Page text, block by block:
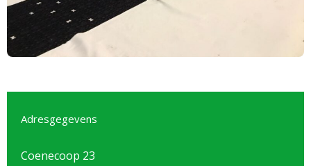
Adresgegevens
Coenecoop 23